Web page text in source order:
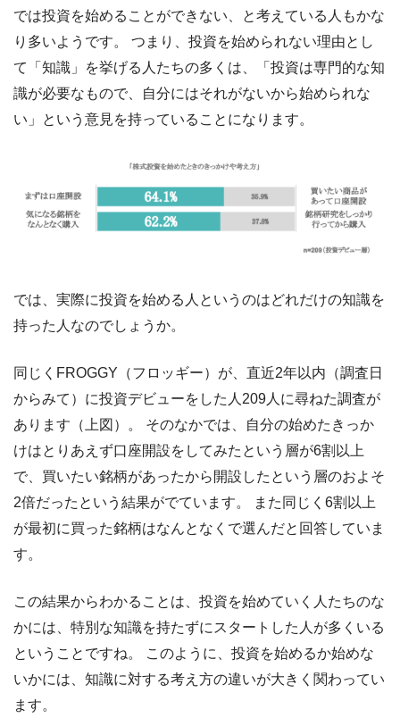
では投資を始めることができない、と考えている人もかな
り多いようです。 つまり、投資を始められない理由とし
て「知識」を挙げる人たちの多くは、「投資は専門的な知
識が必要なもので、自分にはそれがないから始められな
い」という意見を持っていることになります。
では、実際に投資を始める人というのはどれだけの知識を
持った人なのでしょうか。
同じくFROGGY（フロッギー）が、直近2年以内（調査日
からみて）に投資デビューをした人209人に尋ねた調査が
あります（上図）。 そのなかでは、自分の始めたきっか
けはとりあえず口座開設をしてみたという層が6割以上
で、買いたい銘柄があったから開設したという層のおよそ
2倍だったという結果がでています。 また同じく6割以上
が最初に買った銘柄はなんとなくで選んだと回答していま
す。
この結果からわかることは、投資を始めていく人たちのな
かには、特別な知識を持たずにスタートした人が多くいる
ということですね。 このように、投資を始めるか始めな
いかには、知識に対する考え方の違いが大きく関わってい
ます。